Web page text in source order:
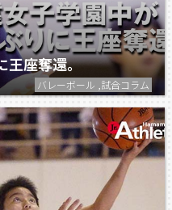
王座奪還。
バレーボール ,試合コラム